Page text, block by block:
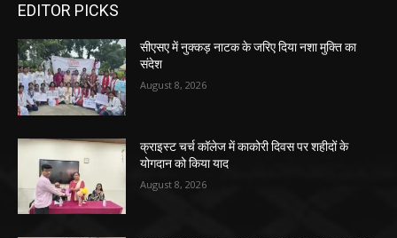
EDITOR PICKS
सीएसए में नुक्कड़ नाटक के जरिए दिया नशा मुक्ति का
संदेश
August 8, 2026
क्राइस्ट चर्च कॉलेज में काकोरी दिवस पर शहीदों के
योगदान को किया याद
August 8, 2026